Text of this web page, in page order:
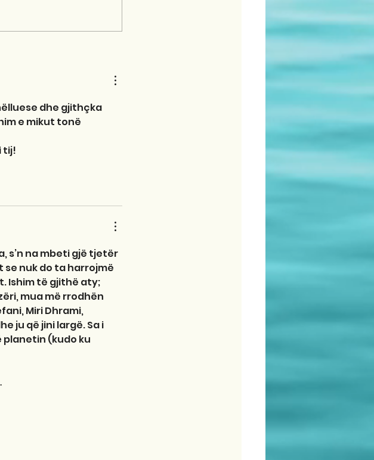
dhe gjithçka
e mikut tonë
tij!
s’n na mbeti gjë tjetër
nuk do ta harrojmë
Ishim të gjithë aty;
mua më rrodhën
Miri Dhrami,
ju që jini largë. Sa i
planetin (kudo ku